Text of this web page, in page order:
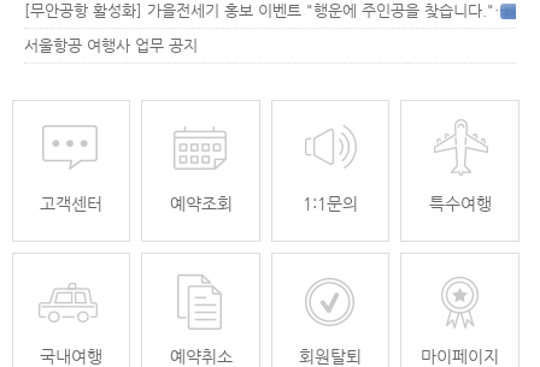
[무안공항 활성화] 가을전세기 홍보 이벤트 "행운에 주인공을 찾습니다."33
서울항공 여행사 업무 공지
고객센터 예약조회 1:1문의 특수여행
국내여행 예약취소 회원탈퇴 마이페이지